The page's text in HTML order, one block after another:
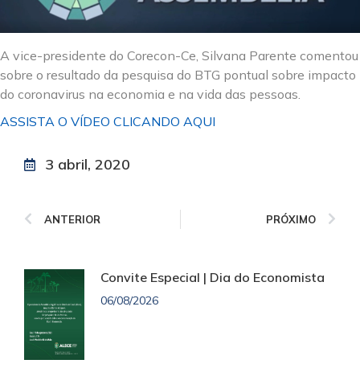
A vice-presidente do Corecon-Ce, Silvana Parente comentou
sobre o resultado da pesquisa do BTG pontual sobre impacto
do coronavirus na economia e na vida das pessoas.
ASSISTA O VÍDEO CLICANDO AQUI
3 abril, 2020
ANTERIOR PRÓXIMO
Convite Especial | Dia do Economista
06/08/2026